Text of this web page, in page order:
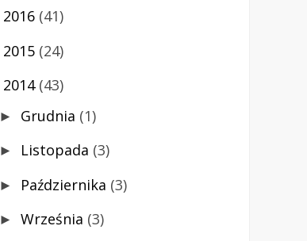
2016 (41)
2015 (24)
2014 (43)
► Grudnia (1)
► Listopada (3)
► Października (3)
► Września (3)